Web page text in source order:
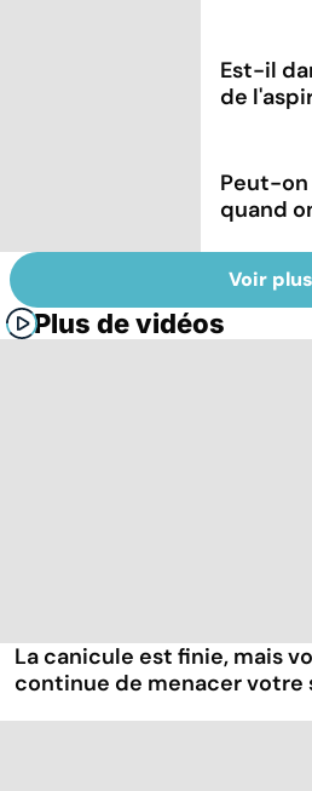
Est-il
de
Peut-
quand
Voir plus
Plus de vidéos
La canicule est finie, mais
continue de menacer votre